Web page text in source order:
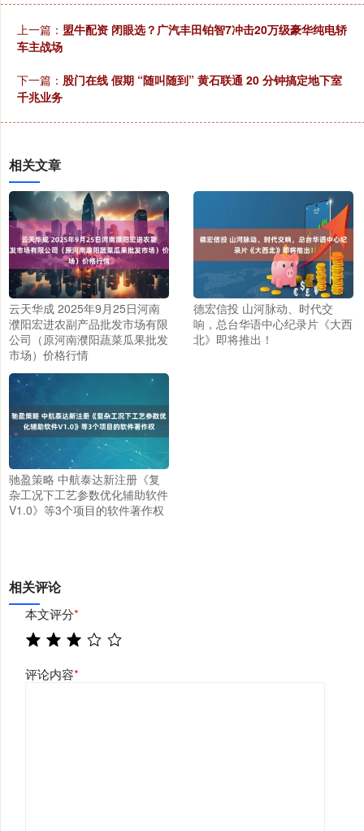
上一篇： 盟牛配资 闭眼选？广汽丰田铂智7冲击20万级豪华纯电轿
车主战场
下一篇： 股门在线 假期 “随叫随到” 黄石联通 20 分钟搞定地下室
千兆业务
相关文章
云天华成 2025年9月25日河南
濮阳宏进农副产品批发市场有限
公司（原河南濮阳蔬菜瓜果批发
市场）价格行情
德宏信投 山河脉动、时代交
响，总台华语中心纪录片《大西
北》即将推出！
驰盈策略 中航泰达新注册《复
杂工况下工艺参数优化辅助软件
V1.0》等3个项目的软件著作权
相关评论
本文评分*
评论内容*